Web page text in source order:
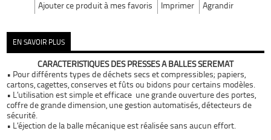
Ajouter ce produit à mes favoris
Imprimer Agrandir
EN SAVOIR PLUS
CARACTERISTIQUES DES PRESSES A BALLES SEREMAT
• Pour différents types de déchets secs et compressibles; papiers,
cartons, cagettes, conserves et fûts ou bidons pour certains modèles.
• L’utilisation est simple et efficace une grande ouverture des portes,
coffre de grande dimension, une gestion automatisés, détecteurs de
sécurité.
• L’éjection de la balle mécaniqueest réalisée sans aucun effort.